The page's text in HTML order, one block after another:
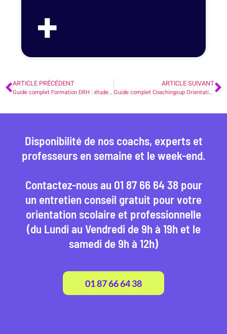
+
ARTICLE PRÉCÉDENT
Guide complet Formation DRH : études, métiers et témoignages
ARTICLE SUIVANT
Guide complet Coachingsup Orientation sur Le Métier de Manipulateur Radiologie : formations, débouchés, classement, témoignages
Disponibilité de nos coachs, experts et
professeurs en semaine et le week-end.
Contactez-nous au 01 87 66 64 38 pour
un entretien conseil gratuit pour votre
orientation scolaire et professionnelle
(du Lundi au Vendredi de 9h à 19h et le
samedi de 9h à 12h)
01 87 66 64 38